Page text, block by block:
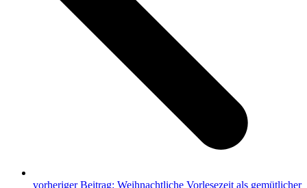
vorheriger Beitrag: Weihnachtliche Vorlesezeit als gemütlicher